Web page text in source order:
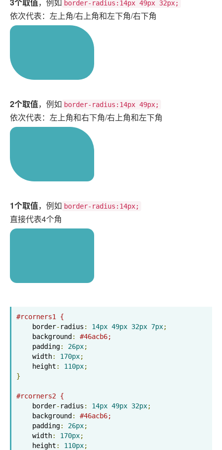
border-radius:14px 49px 32px;
依次代表：左上角/右上角和左下角/右下角
2个取值，例如 border-radius:14px 49px;
依次代表：左上角和右下角/右上角和左下角
1个取值，例如 border-radius:14px;
直接代表4个角
#rcorners1 {
    border
- radius : 14px 49px 32px 7px;
    background
:
#46acb6;
    padding
: 26px;
    width
: 170px;
    height
: 110px;
}
#rcorners2 {
    border
- radius : 14px 49px 32px;
    background
:
#46acb6;
    padding
: 26px;
    width
: 170px;
    height
: 110px;